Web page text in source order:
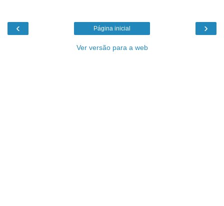
‹ ›
Página inicial
Ver versão para a web